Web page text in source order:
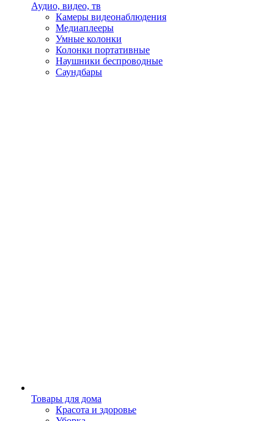
Аудио, видео, тв
Камеры видеонаблюдения
Медиаплееры
Умные колонки
Колонки портативные
Наушники беспроводные
Саундбары
Товары для дома
Красота и здоровье